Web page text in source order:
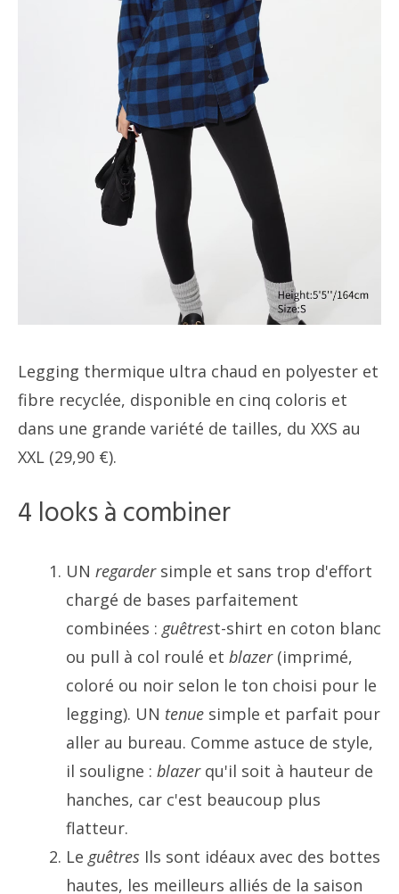
Legging thermique ultra chaud en polyester et
fibre recyclée, disponible en cinq coloris et
dans une grande variété de tailles, du XXS au
XXL (29,90 €).
4 looks à combiner
UN regarder simple et sans trop d'effort
chargé de bases parfaitement
combinées : guêtrest-shirt en coton blanc
ou pull à col roulé et blazer(imprimé,
coloré ou noir selon le ton choisi pour le
legging). UN tenue simple et parfait pour
aller au bureau. Comme astuce de style,
il souligne : blazer qu'il soit à hauteur de
hanches, car c'est beaucoup plus
flatteur.
Le guêtres Ils sont idéaux avec des bottes
hautes, les meilleurs alliés de la saison